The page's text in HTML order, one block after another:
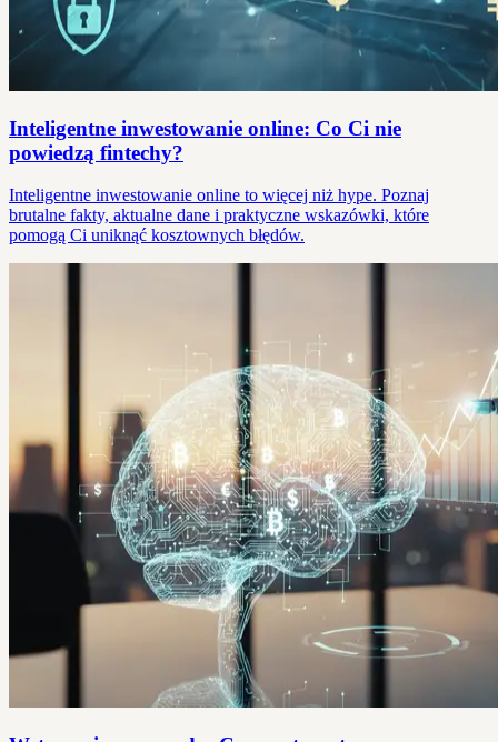
Inteligentne inwestowanie online: Co Ci nie
powiedzą fintechy?
Inteligentne inwestowanie online to więcej niż hype. Poznaj
brutalne fakty, aktualne dane i praktyczne wskazówki, które
pomogą Ci uniknąć kosztownych błędów.